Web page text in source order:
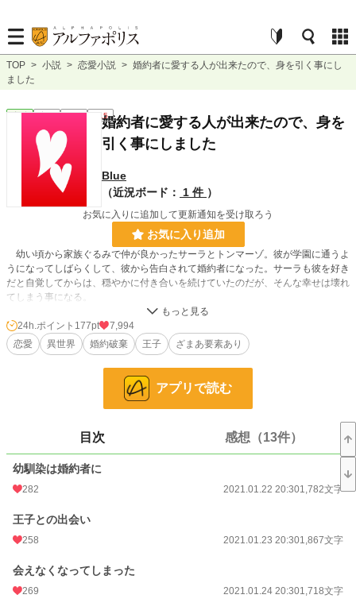
TOP > 小説 > 恋愛小説 > 婚約者に愛する人が出来たので、身を引く事にし
ました
恋愛 完結 短編 R15婚約者に愛する人が出来たので、身を
引く事にしました
Blue
（近況ボード：
1 件 ）
お気に入りに追加して更新通知を受け取ろう
お気に入り追加
幼い頃から家族ぐるみで仲が良かったサーラとトンマーゾ。彼が学園に通うよ
うになってしばらくして、彼から告白されて婚約者になった。サーラも彼を好き
だと自覚してからは、穏やかに付き合いを続けていたのだが、そんな幸せは壊れ
てしまう事になる。
小説 7,769 位 / 228,787 件
42,810
更新日時 2021.02.15 20:30
初回完結日時 2021.02.18 00:46
24h.ポイント 177pt
7,994
恋愛
異世界 婚約破棄 王子 ざまあ要素あり
アプリで読む
目次 感想（13件）
幼馴染は婚約者に
282 2021.01.22 20:301,782文字
王子との出会い
258 2021.01.23 20:301,867文字
会えなくなってしまった
269 2021.01.24 20:301,718文字